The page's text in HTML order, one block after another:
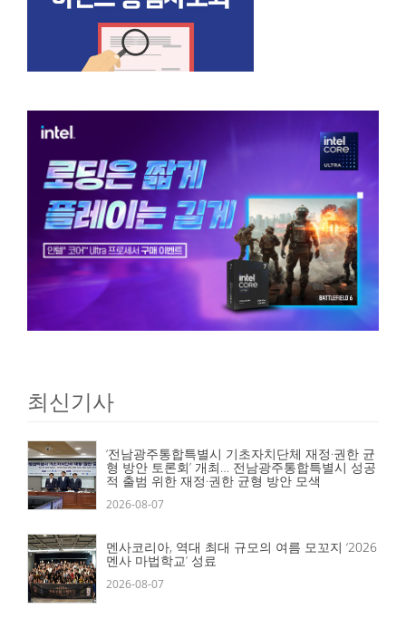
최신기사
‘전남광주통합특별시 기초자치단체 재정·권한 균
형 방안 토론회’ 개최… 전남광주통합특별시 성공
적 출범 위한 재정·권한 균형 방안 모색
2026-08-07
멘사코리아, 역대 최대 규모의 여름 모꼬지 ‘2026
멘사 마법학교’ 성료
2026-08-07